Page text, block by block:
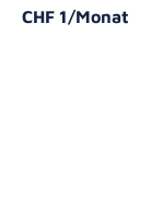
CHF 1/Monat